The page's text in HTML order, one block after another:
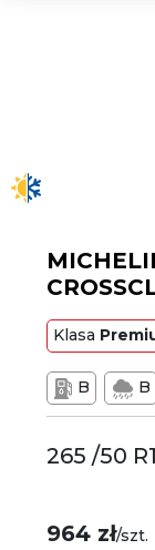
Klasa
B B
265 /50
964 zł/szt.